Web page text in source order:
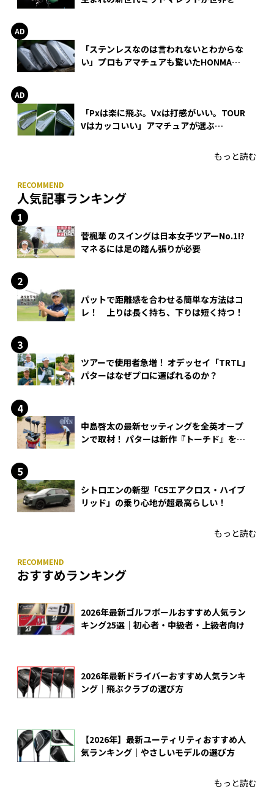
「ステンレスなのは言われないとわからな
い」プロもアマチュアも驚いたHONMA
「Pxは楽に飛ぶ。Vxは打感がいい。TOUR
Vはカッコいい」アマチュアが選ぶ
もっと読む
人気記事ランキング
菅楓華 のスイングは日本女子ツアーNo.1!?
マネるには足の踏ん張りが必要
パットで距離感を合わせる簡単な方法はコ
レ！ 上りは長く持ち、下りは短く持つ！
ツアーで使用者急増！ オデッセイ「TRTL」
パターはなぜプロに選ばれるのか？
中島啓太の最新セッティングを全英オープ
ンで取材！ パターは新作『トーチド』を投
シトロエンの新型「C5エアクロス・ハイブ
リッド」の乗り心地が超最高らしい！
もっと読む
おすすめランキング
2026年最新ゴルフボールおすすめ人気ラン
キング25選｜初心者・中級者・上級者向け
2026年最新ドライバーおすすめ人気ランキ
ング｜飛ぶクラブの選び方
【2026年】最新ユーティリティおすすめ人
気ランキング｜やさしいモデルの選び方
もっと読む